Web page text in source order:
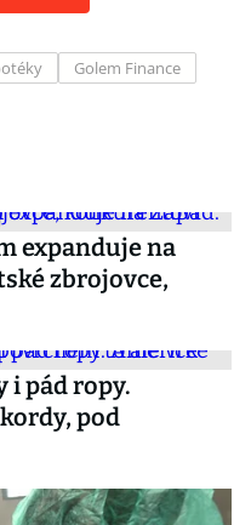
Golem Finance
expanduje na
zbrojovce,
i pád ropy.
pod